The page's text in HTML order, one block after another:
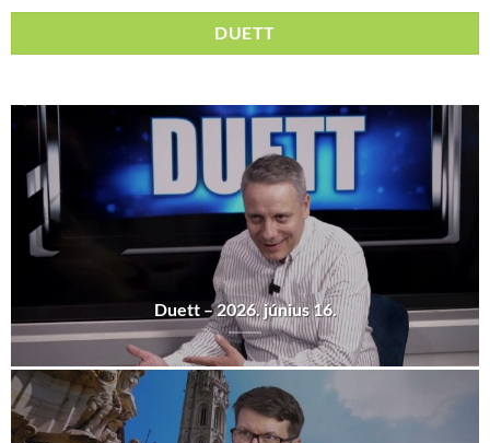
DUETT
Duett – 2026. június 16.